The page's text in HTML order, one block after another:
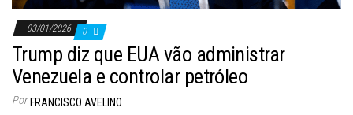
03/01/2026 0
Trump diz que EUA vão administrar
Venezuela e controlar petróleo
Por FRANCISCO AVELINO